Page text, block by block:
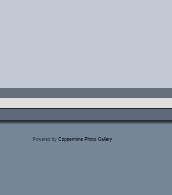
Powered by Coppermine Photo Gallery